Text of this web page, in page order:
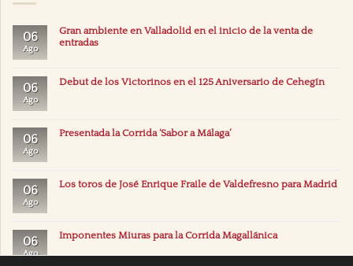
06
Ago
Gran ambiente en Valladolid en el inicio de la venta de
entradas
06
Ago
Debut de los Victorinos en el 125 Aniversario de Cehegín
06
Ago
Presentada la Corrida ‘Sabor a Málaga’
06
Ago
Los toros de José Enrique Fraile de Valdefresno para Madrid
06
Ago
Imponentes Miuras para la Corrida Magallánica